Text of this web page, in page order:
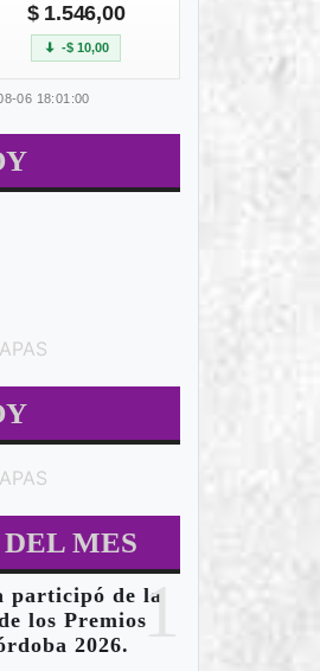
MUSICA
$ 1.546,00
-$ 10,00
06 18:01:00
MES
1
participó de la
los Premios
2026.